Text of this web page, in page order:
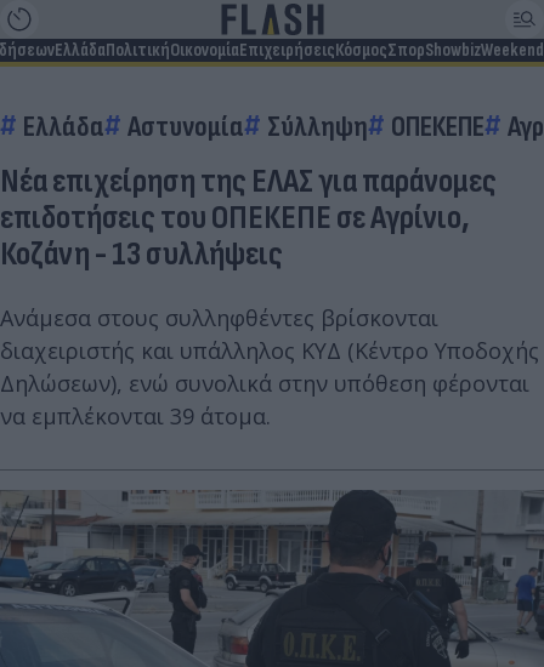
ΕλλάδαΠολιτικήΟικονομίαΕπιχειρήσειςΚόσμοςΣπορShowbizWeekend
Ελλάδα Αστυνομία Σύλληψη ΟΠΕΚΕΠΕ
Νέα επιχείρηση της ΕΛΑΣ για παράνομες
επιδοτήσεις του ΟΠΕΚΕΠΕ σε Αγρίνιο,
Κοζάνη - 13 συλλήψεις
Ανάμεσα στους συλληφθέντες βρίσκονται
διαχειριστής και υπάλληλος ΚΥΔ (Κέντρο Υποδοχής
Δηλώσεων), ενώ συνολικά στην υπόθεση φέρονται
να εμπλέκονται 39 άτομα.